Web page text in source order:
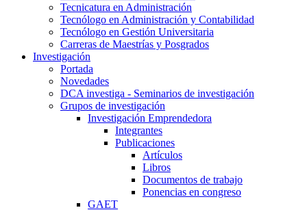
Tecnicatura en Administración
Tecnólogo en Administración y Contabilidad
Tecnólogo en Gestión Universitaria
Carreras de Maestrías y Posgrados
Investigación
Portada
Novedades
DCA investiga - Seminarios de investigación
Grupos de investigación
Investigación Emprendedora
Integrantes
Publicaciones
Artículos
Libros
Documentos de trabajo
Ponencias en congreso
GAET